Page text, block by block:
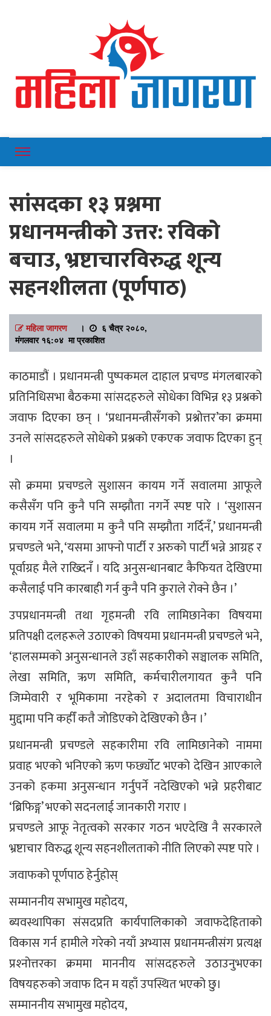
Mahilajagaran
सांसदका १३ प्रश्नमा
प्रधानमन्त्रीको उत्तर: रविको
बचाउ, भ्रष्टाचारविरुद्ध शून्य
सहनशीलता (पूर्णपाठ)
महिला जागरण।
६ चैत्र २०८०,
मंगलवार १६:०४ मा प्रकाशित
काठमाडौं । प्रधानमन्त्री पुष्पकमल दाहाल प्रचण्ड मंगलबारको
प्रतिनिधिसभा बैठकमा सांसदहरुले सोधेका विभिन्न १३ प्रश्नको
जवाफ दिएका छन् । ‘प्रधानमन्त्रीसँगको प्रश्नोत्तर’का क्रममा
उनले सांसदहरुले सोधेको प्रश्नको एकएक जवाफ दिएका हुन्
।
सो क्रममा प्रचण्डले सुशासन कायम गर्ने सवालमा आफूले
कसैसँग पनि कुनै पनि सम्झौता नगर्ने स्पष्ट पारे । ‘सुशासन
कायम गर्ने सवालमा म कुनै पनि सम्झौता गर्दिनँ,’ प्रधानमन्त्री
प्रचण्डले भने, ‘यसमा आफ्नो पार्टी र अरुको पार्टी भन्ने आग्रह र
पूर्वाग्रह मैले राख्दिनँ । यदि अनुसन्धानबाट कैफियत देखिएमा
कसैलाई पनि कारबाही गर्न कुनै पनि कुराले रोक्ने छैन ।’
उपप्रधानमन्त्री तथा गृहमन्त्री रवि लामिछानेका विषयमा
प्रतिपक्षी दलहरूले उठाएको विषयमा प्रधानमन्त्री प्रचण्डले भने,
‘हालसम्मको अनुसन्धानले उहाँ सहकारीको सञ्चालक समिति,
लेखा समिति, ऋण समिति, कर्मचारीलगायत कुनै पनि
जिम्मेवारी र भूमिकामा नरहेको र अदालतमा विचाराधीन
मुद्दामा पनि कहीँ कतै जोडिएको देखिएको छैन ।’
प्रधानमन्त्री प्रचण्डले सहकारीमा रवि लामिछानेको नाममा
प्रवाह भएको भनिएको ऋण फर्छ्योट भएको देखिन आएकाले
उनको हकमा अनुसन्धान गर्नुपर्ने नदेखिएको भन्ने प्रहरीबाट
‘ब्रिफिङ्ग’ भएको सदनलाई जानकारी गराए ।
प्रचण्डले आफू नेतृत्वको सरकार गठन भएदेखि नै सरकारले
भ्रष्टाचार विरुद्ध शून्य सहनशीलताको नीति लिएको स्पष्ट पारे ।
जवाफको पूर्णपाठ हेर्नुहोस्
सम्माननीय सभामुख महोदय,
ब्यवस्थापिका संसदप्रति कार्यपालिकाको जवाफदेहिताको
विकास गर्न हामीले गरेको नयाँ अभ्यास प्रधानमन्त्रीसंग प्रत्यक्ष
प्रश्‍नोत्तरका क्रममा माननीय सांसदहरुले उठाउनुभएका
विषयहरुको जवाफ दिन म यहाँ उपस्थित भएको छु।
सम्माननीय सभामुख महोदय,